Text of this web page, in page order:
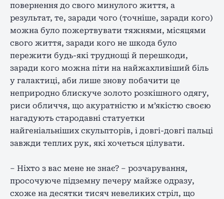
повернення до свого минулого життя, а
результат, те, заради чого (точніше, заради кого)
можна було пожертвувати тяжнями, місяцями
свого життя, заради кого не шкода було
пережити будь-які труднощі й перешкоди,
заради кого можна піти на найжахливіший біль
у галактиці, аби лише знову побачити це
неприродно блискуче золото розкішного одягу,
риси обличчя, що акуратністю и м’якістю своєю
нагадують стародавні статуетки
найгеніальніших скульпторів, і довгі-довгі пальці
завжди теплих рук, які хочеться цілувати.
– Ніхто з вас мене не знає? – розчарування,
просочуюче підземну печеру майже одразу,
схоже на десятки тисяч невеликих стріл, що